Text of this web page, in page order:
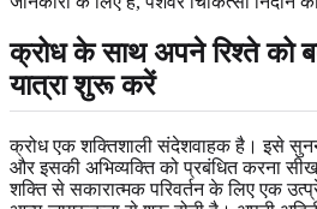
क्रोध के साथ अपने रिश्ते को
यात्रा शुरू करें
क्रोध एक शक्तिशाली संदेशवाहक है। इसे
और इसकी अभिव्यक्ति को प्रबंधित करना
शक्ति से सकारात्मक परिवर्तन के लिए एक